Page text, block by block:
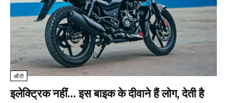
ऑटो
इलेक्ट्रिक नहीं… इस बाइक के दीवाने हैं लोग, देती है